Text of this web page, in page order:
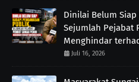
Dinilai Belum
Sejumlah Pejabat
Menghindar
Juli 16, 2026